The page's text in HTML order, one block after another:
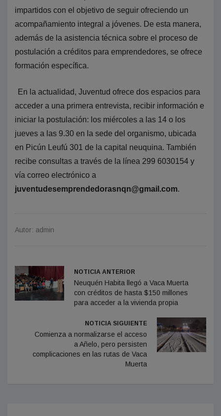
impartidos con el objetivo de seguir ofreciendo un
acompañamiento integral a jóvenes. De esta manera,
además de la asistencia técnica sobre el proceso de
postulación a créditos para emprendedores, se ofrece
formación específica.
En la actualidad, Juventud ofrece dos espacios para
acceder a una primera entrevista, recibir información e
iniciar la postulación: los miércoles a las 14 o los
jueves a las 9.30 en la sede del organismo, ubicada
en Picún Leufú 301 de la capital neuquina. También
recibe consultas a través de la línea 299 6030154 y
vía correo electrónico a
juventudesemprendedorasnqn@gmail.com.
Autor: admin
NOTICIA ANTERIOR
Neuquén Habita llegó a Vaca Muerta
con créditos de hasta $150 millones
para acceder a la vivienda propia
NOTICIA SIGUIENTE
Comienza a normalizarse el acceso
a Añelo, pero persisten
complicaciones en las rutas de Vaca
Muerta